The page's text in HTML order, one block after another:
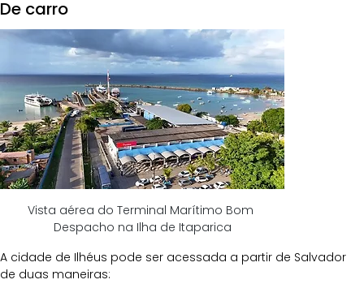
De carro
Vista aérea do Terminal Marítimo Bom
Despacho na Ilha de Itaparica
A cidade de Ilhéus pode ser acessada a partir de Salvador
de duas maneiras: